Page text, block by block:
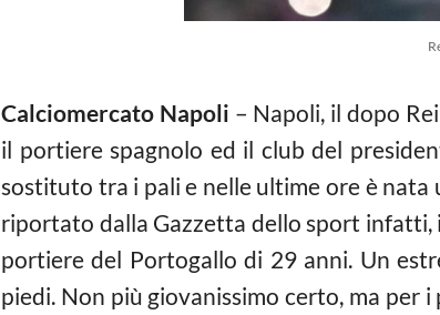
Calciomercato Napoli – Napoli, il dopo
il portiere spagnolo ed il club del
sostituto tra i pali e nelle ultime ore è
riportato dalla Gazzetta dello sport infatti,
portiere del Portogallo di 29 anni. Un
piedi. Non più giovanissimo certo, ma per i